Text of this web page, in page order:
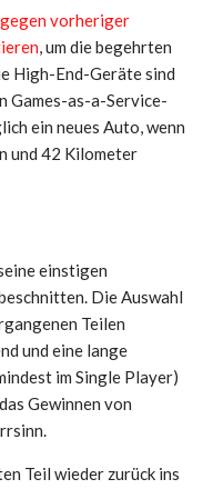
vorheriger
, um die begehrten
High-End-Geräte sind
Games-as-a-Service-
ein neues Auto, wenn
und 42 Kilometer
einstigen
Die Auswahl
Teilen
und eine lange
im Single Player)
Gewinnen von
Teil wieder zurück ins